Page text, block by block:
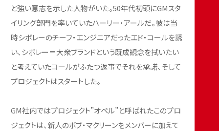
と強い意志を示した人物がいた。50年代初頭にGMスタ
イリング部門を率いていたハーリー・アールだ。彼は当
時シボレーのチーフ・エンジニアだったエド・コールを誘
い、シボレー＝大衆ブランドという既成観念を拭いたい
と考えていたコールがふたつ返事でそれを承諾、そして
プロジェクトはスタートした。
GM社内ではプロジェクト”オペル”と呼ばれたこのプロ
ジェクトは、新人のボブ・マクリーンをメンバーに加えて